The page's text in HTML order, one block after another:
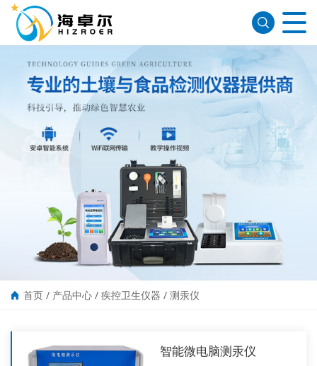
首页 / 产品中心 / 疾控卫生仪器 / 测汞仪
智能微电脑测汞仪